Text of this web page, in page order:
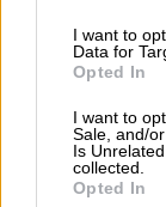
I want to
Data for
Opted In
I want to
Sale, and/
Is
collected.
Opted In
Ψάχνεις για
επαγγελματίες
επαγγελματικούς
Έχεις κεντρική /
Ενδιαφέρεσαι
κατάστημα ή